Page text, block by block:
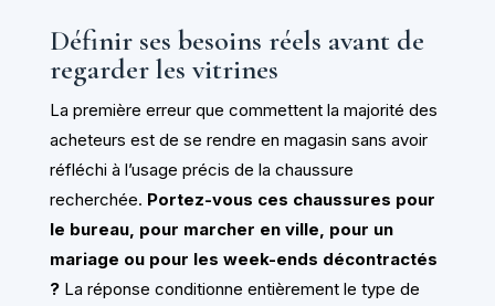
Définir ses besoins réels avant de
regarder les vitrines
La première erreur que commettent la majorité des
acheteurs est de se rendre en magasin sans avoir
réfléchi à l’usage précis de la chaussure
recherchée. Portez-vous ces chaussures pour
le bureau, pour marcher en ville, pour un
mariage ou pour les week-ends décontractés
?La réponse conditionne entièrement le type de